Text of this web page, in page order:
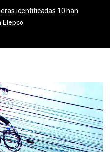
identificadas 10 han
Elepco